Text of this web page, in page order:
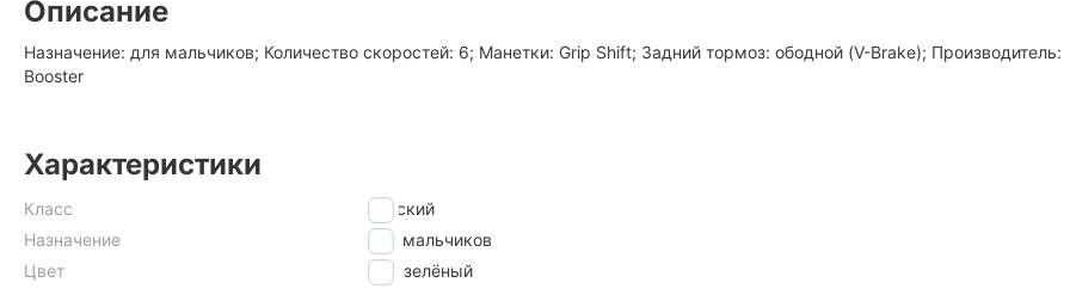
Описание
Назначение: для мальчиков; Количество скоростей: 6; Манетки: Grip Shift; Задний тормоз: ободной (V-Brake); Производитель:
Booster
Характеристики
Класс
детский
Назначение
для мальчиков
Цвет
зелёный